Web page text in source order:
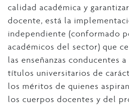
calidad académica y
docente, está la
independiente (conformado
académicos del sector) que
las enseñanzas conducentes
títulos universitarios de
los méritos de quienes
los cuerpos docentes y del